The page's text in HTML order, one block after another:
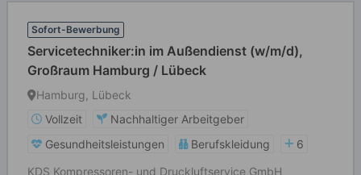
Sofort-Bewerbung
Servicetechniker:in im Außendienst (w/m/d),
Großraum Hamburg / Lübeck
Hamburg, Lübeck
Vollzeit
Nachhaltiger Arbeitgeber
Gesundheitsleistungen
Berufskleidung
6
KDS Kompressoren- und Druckluftservice GmbH